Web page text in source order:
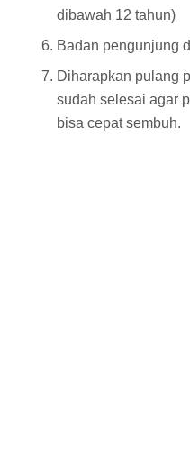
dibawah 12 tahun)
Badan pengunjung
Diharapkan pulang
sudah selesai agar
bisa cepat sembuh.